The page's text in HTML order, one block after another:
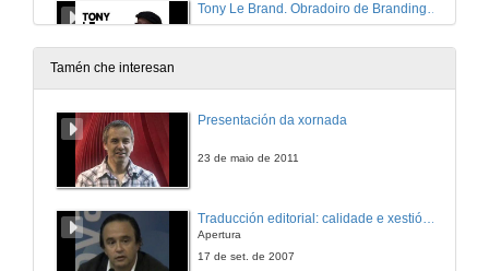
Tony Le Brand. Obradoiro de Branding Creativo
3 de mar. de 2015
Conferencia sobre Branding. Tony Le Brand
Til Diacrítico
4 de mar. de 2015
Tamén che interesan
Presentación da xornada
23 de maio de 2011
Apertura
17 de set. de 2007